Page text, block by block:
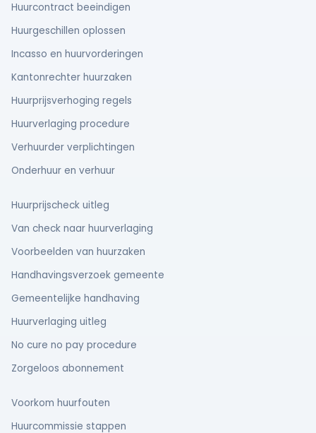
Huurcontract beeindigen
Huurgeschillen oplossen
Incasso en huurvorderingen
Kantonrechter huurzaken
Huurprijsverhoging regels
Huurverlaging procedure
Verhuurder verplichtingen
Onderhuur en verhuur
Huurprijscheck uitleg
Van check naar huurverlaging
Voorbeelden van huurzaken
Handhavingsverzoek gemeente
Gemeentelijke handhaving
Huurverlaging uitleg
No cure no pay procedure
Zorgeloos abonnement
Voorkom huurfouten
Huurcommissie stappen